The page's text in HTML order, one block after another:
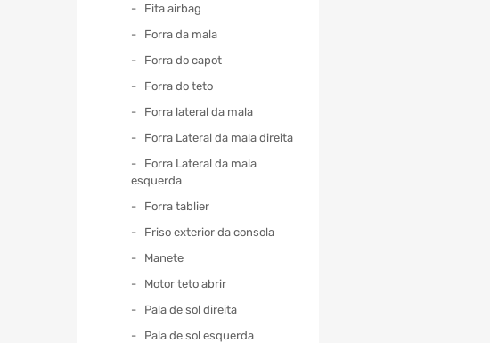
Fita airbag
Forra da mala
Forra do capot
Forra do teto
Forra lateral da mala
Forra Lateral da mala direita
Forra Lateral da mala
esquerda
Forra tablier
Friso exterior da consola
Manete
Motor teto abrir
Pala de sol direita
Pala de sol esquerda